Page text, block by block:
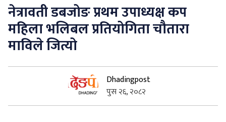
कृषि/सहकारी
साहित्य / संस्कृति
प्रवास
नेत्रावती डबजोङ प्रथम उपाध्यक्ष कप
महिला भलिबल प्रतियोगिता चौतारा
माविले जित्यो
Dhadingpost
पुस २६, २०८२